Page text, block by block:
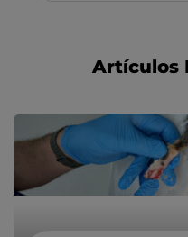
Artículos